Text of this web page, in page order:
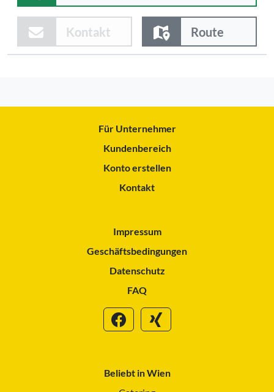
Kontakt Route
Für Unternehmer
Kundenbereich
Konto erstellen
Kontakt
Impressum
Geschäftsbedingungen
Datenschutz
FAQ
Beliebt in Wien